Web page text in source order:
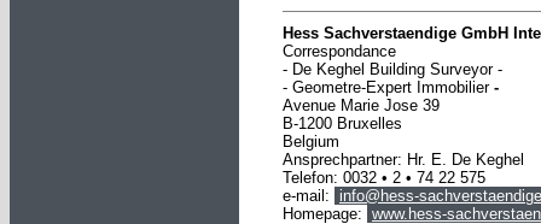
Hess Sachverstaendige GmbH
Correspondance
- De Keghel Building Surveyor -
- Geometre-Expert Immobilier -
Avenue Marie Jose 39
B-1200 Bruxelles
Belgium
Ansprechpartner: Hr. E. De Keghel
Telefon: 0032 • 2 • 74 22 575
e-mail:
info@hess-
Homepage: www.hess-